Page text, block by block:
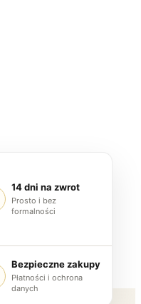
14 dni na zwrot
Prosto i bez
formalności
Bezpieczne zakupy
Płatności i ochrona
danych